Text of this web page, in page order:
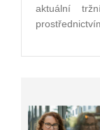
aktuální